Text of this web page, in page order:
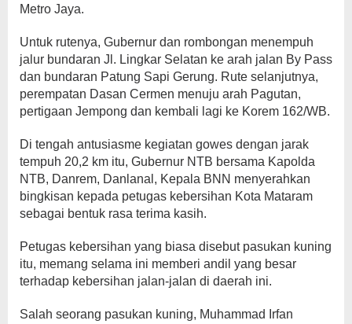
Metro Jaya.
Untuk rutenya, Gubernur dan rombongan menempuh
jalur bundaran Jl. Lingkar Selatan ke arah jalan By Pass
dan bundaran Patung Sapi Gerung. Rute selanjutnya,
perempatan Dasan Cermen menuju arah Pagutan,
pertigaan Jempong dan kembali lagi ke Korem 162/WB.
Di tengah antusiasme kegiatan gowes dengan jarak
tempuh 20,2 km itu, Gubernur NTB bersama Kapolda
NTB, Danrem, Danlanal, Kepala BNN menyerahkan
bingkisan kepada petugas kebersihan Kota Mataram
sebagai bentuk rasa terima kasih.
Petugas kebersihan yang biasa disebut pasukan kuning
itu, memang selama ini memberi andil yang besar
terhadap kebersihan jalan-jalan di daerah ini.
Salah seorang pasukan kuning, Muhammad Irfan